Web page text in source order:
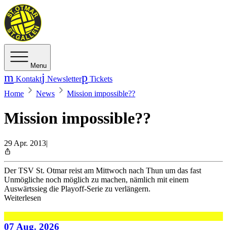
Menu
Kontakt Newsletter
Tickets
Home
News Mission impossible??
Mission impossible??
29 Apr. 2013|
Der TSV St. Otmar reist am Mittwoch nach Thun um das fast
Unmögliche noch möglich zu machen, nämlich mit einem
Auswärtssieg die Playoff-Serie zu verlängern.
Weiterlesen
07 Aug. 2026